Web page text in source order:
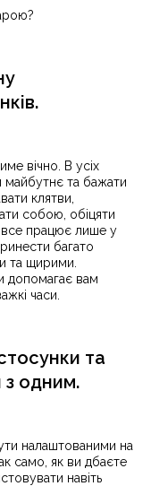
вічно. В усіх
майбутнє та бажати
клятви,
собою, обіцяти
працює лише у
багато
та щирими.
допомагає вам
часи.
та
з одним.
налаштованими на
само, як ви дбаєте
навіть